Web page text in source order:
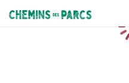
Chemins des Parcs